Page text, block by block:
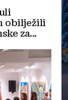
obilježili
za...